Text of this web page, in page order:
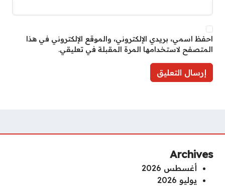
احفظ اسمي، بريدي الإلكتروني، والموقع الإلكتروني في هذا
المتصفح لاستخدامها المرة المقبلة في تعليقي.
Archives
أغسطس 2026
يوليو 2026